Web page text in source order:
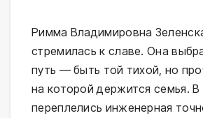
Римма Владимировна
стремилась к славе. Она
путь — быть той тихой, но
на которой держится семья.
переплелись инженерная